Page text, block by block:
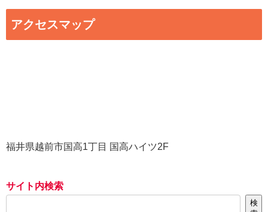
アクセスマップ
福井県越前市国高1丁目 国高ハイツ2F
サイト内検索
検